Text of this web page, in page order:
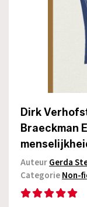
Dirk
Braeckman
AuteurGerda
CategorieNon-